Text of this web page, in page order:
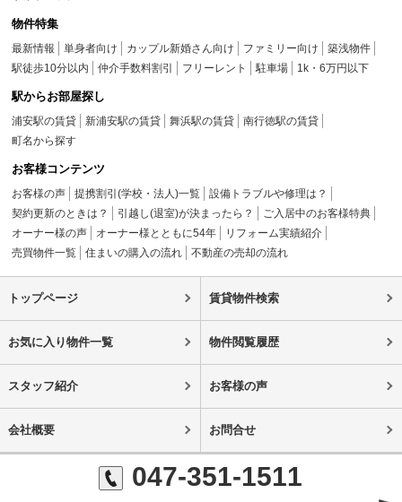
物件特集
最新情報 単身者向け カップル新婚さん向け ファミリー向け
築浅物件
駅徒歩10分以内
仲介手数料割引 フリーレント 駐車場 1k・6万円以下
駅からお部屋探し
浦安駅の賃貸 新浦安駅の賃貸 舞浜駅の賃貸
南行徳駅の賃貸
町名から探す
お客様コンテンツ
お客様の声 提携割引(学校・法人)一覧
設備トラブルや修理は？
契約更新のときは？
引越し(退室)が決まったら？
ご入居中のお客様特典
オーナー様の声
オーナー様とともに54年
リフォーム実績紹介
売買物件一覧
住まいの購入の流れ 不動産の売却の流れ
トップページ 賃貸物件検索
お気に入り物件一覧 物件閲覧履歴
スタッフ紹介 お客様の声
会社概要 お問合せ
047-351-1511